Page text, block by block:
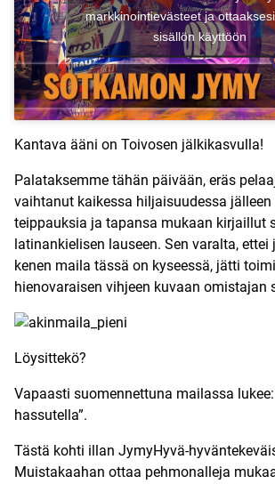
markkinointievästeet ja
sisällön käyttöön
Kantava ääni on Toivosen jälkikasvulla!
Palataksemme tähän päivään, eräs
vaihtanut kaikessa hiljaisuudessa
teippauksia ja tapansa mukaan kirjaillut
latinankielisen lauseen. Sen varalta, ettei
kenen maila tässä on kyseessä, jätti
hienovaraisen vihjeen kuvaan omistajan
Löysittekö?
Vapaasti suomennettuna mailassa
hassutella”.
Tästä kohti illan JymyHyvä-
Muistakaahan ottaa pehmonalleja